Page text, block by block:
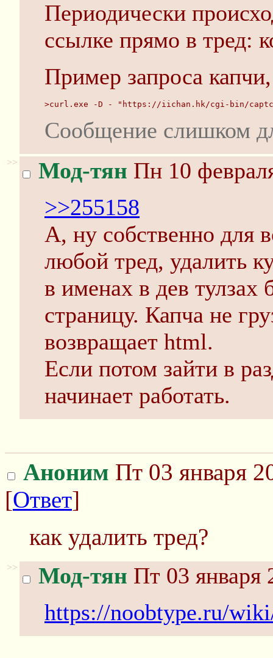
Периодически
ссылке прямо в тред:
Пример запроса
>curl.exe -D - "https://iichan.hk/cgi-bin/
Сообщение слишком
>> Мод-тян Пн 10
>>255158
А, ну собственно для
любой тред, удалить
в именах в дев тулзах
страницу. Капча не
возвращает html.
Если потом зайти в
начинает работать.
Аноним Пт 03 января
[Ответ]
как удалить тред?
>> Мод-тян Пт 03 января
https://noobtype.ru/